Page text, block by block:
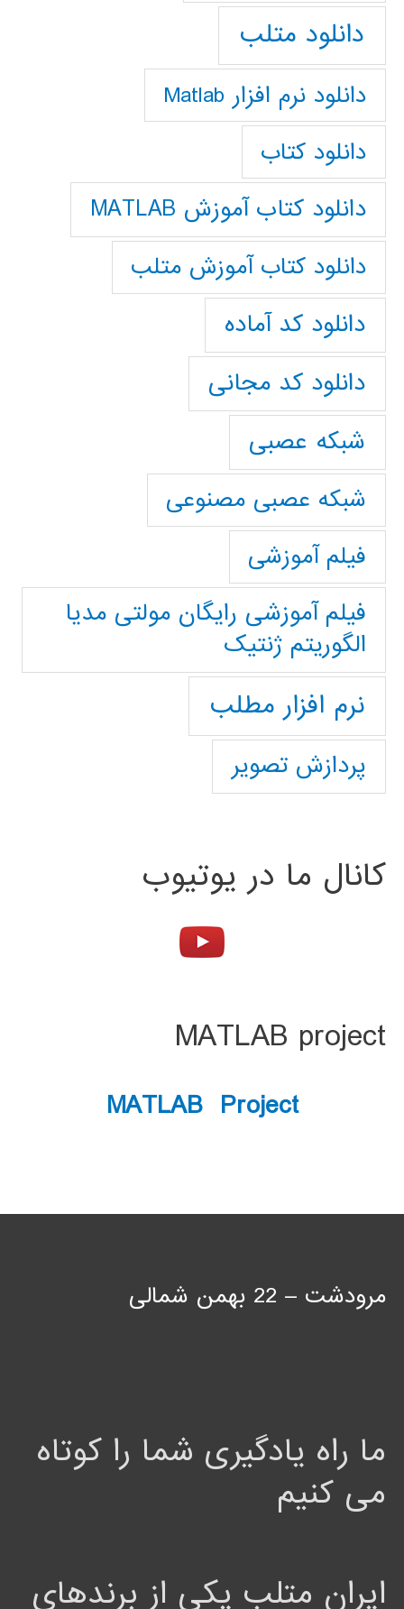
دانلود متلب
دانلود نرم افزار Matlab
دانلود کتاب
دانلود کتاب آموزش MATLAB
دانلود کتاب آموزش متلب
دانلود کد آماده
دانلود کد مجانی
شبکه عصبی
شبکه عصبی مصنوعی
فیلم آموزشی
فیلم آموزشی رایگان مولتی مدیا
الگوریتم ژنتیک
نرم افزار مطلب
پردازش تصویر
کانال ما در یوتیوب
MATLAB project
MATLAB Project
مرودشت – 22 بهمن شمالی
ما راه یادگیری شما را کوتاه
می کنیم
ایران متلب یکی از برندهای